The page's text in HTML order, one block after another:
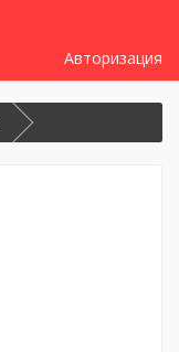
Авторизация